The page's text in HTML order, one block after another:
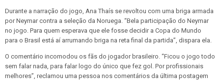
Durante a narração do jogo, Ana Thaís se revoltou com uma briga armada
por Neymar contra a seleção da Noruega. “Bela participação do Neymar
no jogo. Para quem esperava que ele fosse decidir a Copa do Mundo
para o Brasil está aí arrumando briga na reta final da partida”, dispara ela.
O comentário incomodou os fãs do jogador brasileiro. “Ficou o jogo todo
sem falar nada, para falar logo do único que fez gol. Por profissionais
melhores”, reclamou uma pessoa nos comentários da última postagem